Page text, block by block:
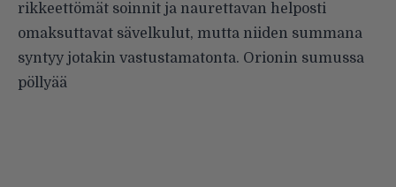
rikkeettömät soinnit ja naurettavan helposti
omaksuttavat sävelkulut, mutta niiden summana
syntyy jotakin vastustamatonta. Orionin sumussa
pöllyää